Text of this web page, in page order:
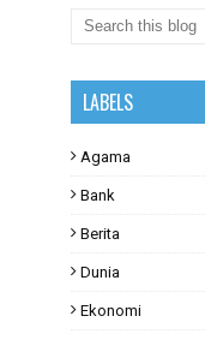
LABELS
Agama
Bank
Berita
Dunia
Ekonomi